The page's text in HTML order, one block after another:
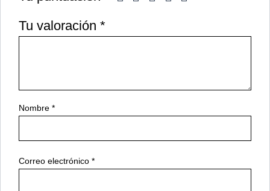
Tu valoración
Nombre*
Correo electrónico*